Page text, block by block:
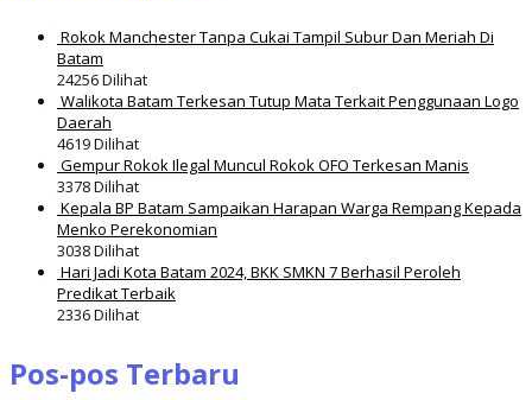
Rokok Manchester Tanpa Cukai Tampil Subur Dan Meriah Di
Batam
24256 Dilihat
Walikota Batam Terkesan Tutup Mata Terkait Penggunaan Logo
Daerah
4619 Dilihat
Gempur Rokok Ilegal Muncul Rokok OFO Terkesan Manis
3378 Dilihat
Kepala BP Batam Sampaikan Harapan Warga Rempang Kepada
Menko Perekonomian
3038 Dilihat
Hari Jadi Kota Batam 2024, BKK SMKN 7 Berhasil Peroleh
Predikat Terbaik
2336 Dilihat
Pos-pos Terbaru